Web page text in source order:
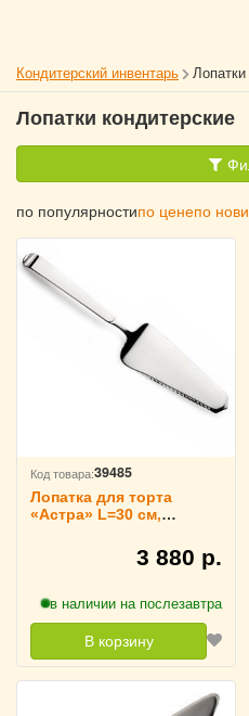
Кондитерский инвентарь
Лопатки кондитерские
по популярностипо ценепо
Код товара:39485
Лопатка для торта
«Астра» L=30 см,
3 880 р.
в наличии на послезавтра
В корзину